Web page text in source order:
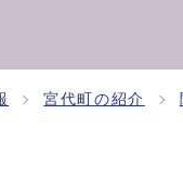
宮代町の紹介